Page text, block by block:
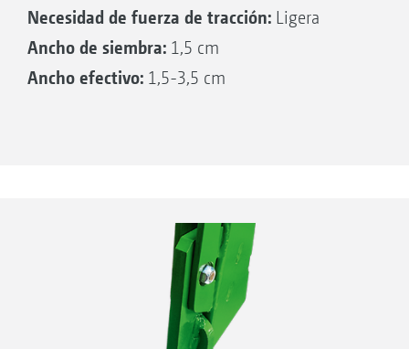
Necesidad de fuerza de tracción: Ligera
Ancho de siembra: 1,5 cm
Ancho efectivo: 1,5-3,5 cm